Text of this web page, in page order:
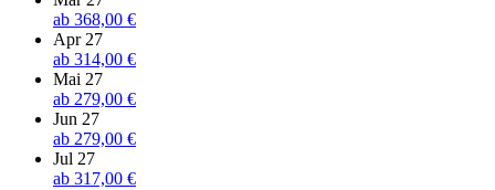
ab 368,00 €
Apr 27
ab 314,00 €
Mai 27
ab 279,00 €
Jun 27
ab 279,00 €
Jul 27
ab 317,00 €